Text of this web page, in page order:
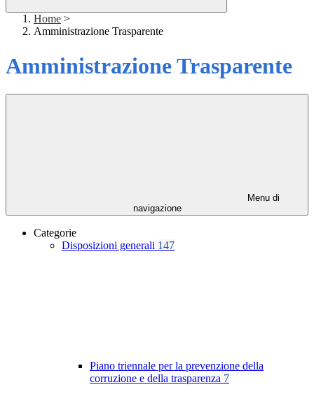
Home >
Amministrazione Trasparente
Amministrazione Trasparente
Menu di
navigazione
Categorie
Disposizioni generali 147
Piano triennale per la prevenzione della
corruzione e della trasparenza 7